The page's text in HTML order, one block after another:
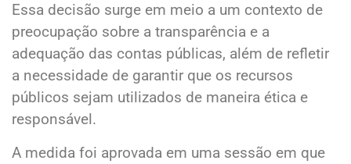
Essa decisão surge em meio a um contexto de
preocupação sobre a transparência e a
adequação das contas públicas, além de refletir
a necessidade de garantir que os recursos
públicos sejam utilizados de maneira ética e
responsável.
A medida foi aprovada em uma sessão em que